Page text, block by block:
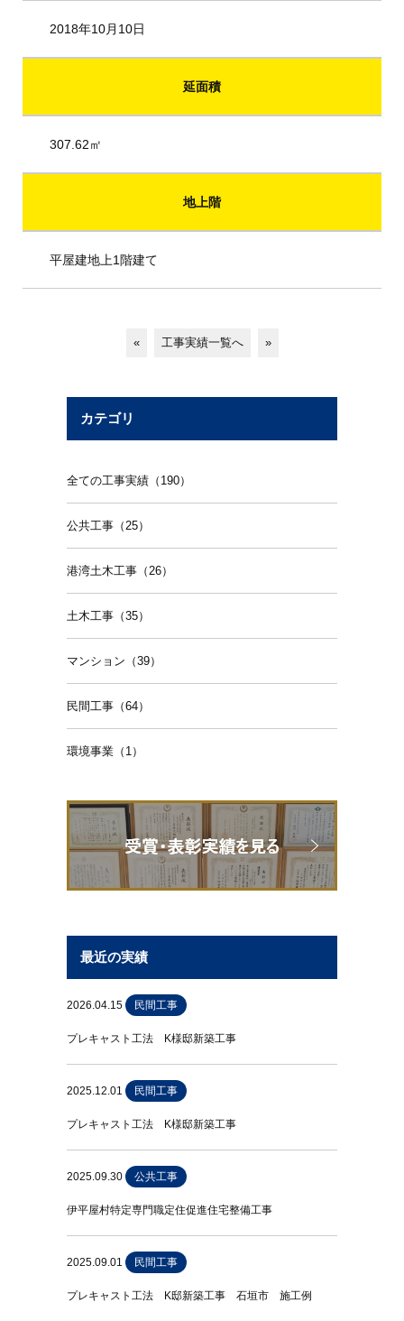
2018年10月10日
延面積
307.62㎡
地上階
平屋建地上1階建て
« 工事実績一覧へ »
カテゴリ
全ての工事実績（190）
公共工事（25）
港湾土木工事（26）
土木工事（35）
マンション（39）
民間工事（64）
環境事業（1）
最近の実績
2026.04.15 民間工事
プレキャスト工法 K様邸新築工事
2025.12.01 民間工事
プレキャスト工法 K様邸新築工事
2025.09.30 公共工事
伊平屋村特定専門職定住促進住宅整備工事
2025.09.01 民間工事
プレキャスト工法 K邸新築工事 石垣市 施工例